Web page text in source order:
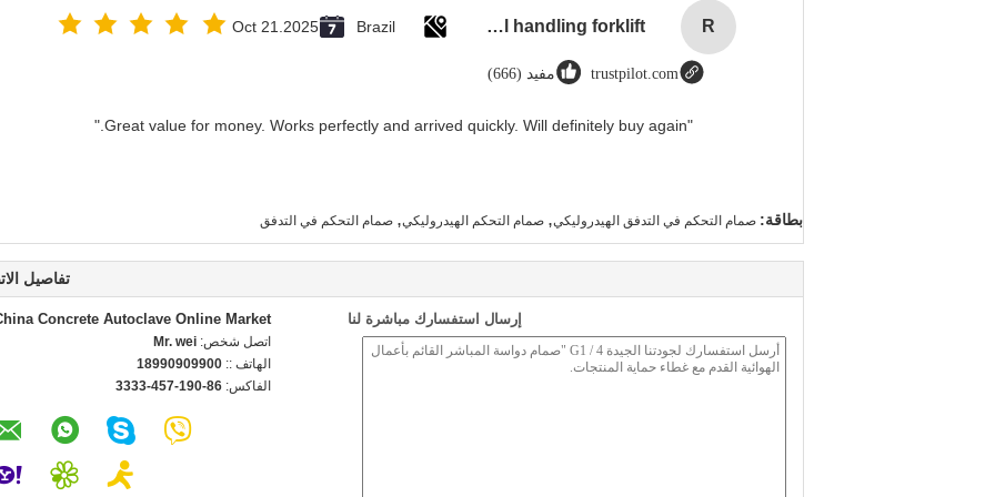
R
Rubber solid forklift tires For material handling forklift
Brazil
Oct 21.2025
trustpilot.com مفيد (666)
"Great value for money. Works perfectly and arrived quickly. Will definitely buy again."
بطاقة: صمام التحكم في التدفق الهيدروليكي, صمام التحكم الهيدروليكي, صمام التحكم في التدفق
تفاصيل
Concrete Autoclave Online Market
اتصل شخص: Mr. wei
الهاتف :: 18990909900
الفاكس: 86-190-457-3333
إرسال استفسارك مباشرة لنا